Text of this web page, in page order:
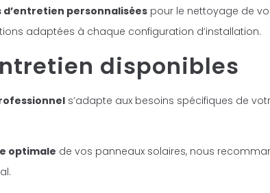
d’entretien personnalisées pour le nettoyage de
adaptées à chaque configuration d’installation.
disponibles
s’adapte aux besoins spécifiques de
optimale de vos panneaux solaires, nous